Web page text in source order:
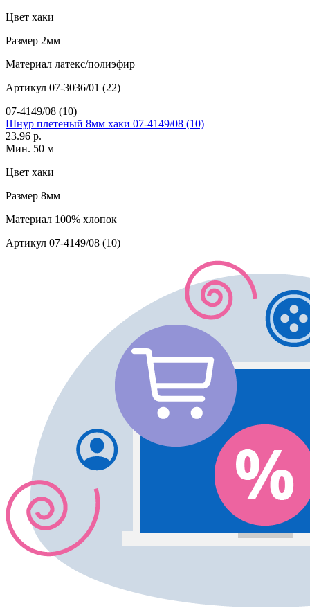
Цвет хаки
Размер 2мм
Материал латекс/полиэфир
Артикул 07-3036/01 (22)
07-4149/08 (10)
Шнур плетеный 8мм хаки 07-4149/08 (10)
23.96 р.
Мин. 50 м
Цвет хаки
Размер 8мм
Материал 100% хлопок
Артикул 07-4149/08 (10)